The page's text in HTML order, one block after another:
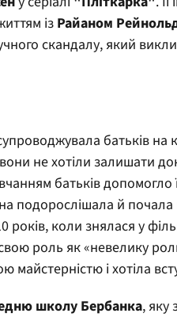
із Райаном
скандалу, який
батьків на
не хотіли залишати
батьків допомогло
подорослішала й почала
років, коли знялася у
роль як «невелику
майстерністю і хотіла
школу Бербанка, яку